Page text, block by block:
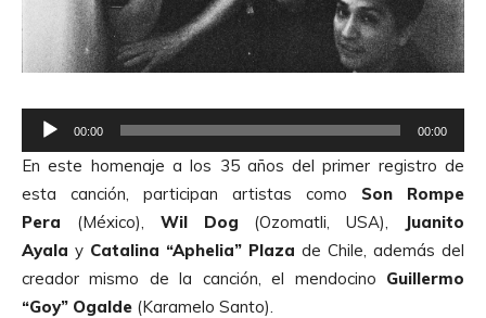
e
p
r
o
d
u
00:00 00:00
En este homenaje a los 35 años del primer registro de
esta canción, participan artistas como Son Rompe
Pera (México), Wil Dog (Ozomatli, USA),
Juanito
Ayala y Catalina “Aphelia” Plaza de Chile, además del
creador mismo de la canción, el mendocino Guillermo
“Goy” Ogalde (Karamelo Santo).